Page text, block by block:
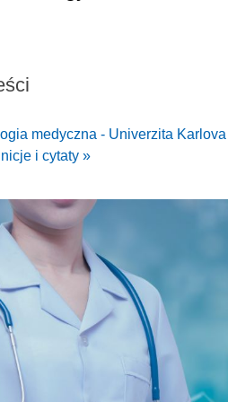
medyczna - Univerzita
i cytaty »